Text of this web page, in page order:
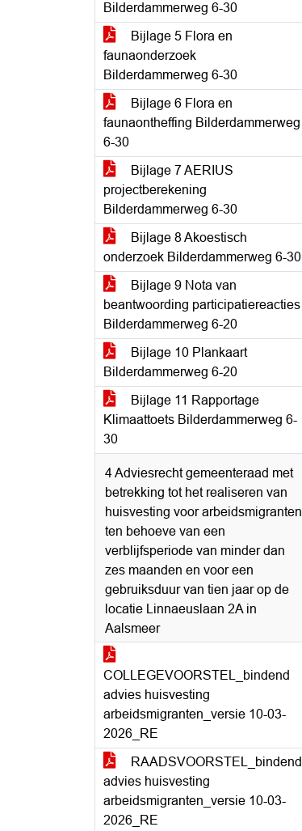
Bilderdammerweg 6-30
Bijlage 5 Flora en
faunaonderzoek
Bilderdammerweg 6-30
Bijlage 6 Flora en
faunaontheffing Bilderdammerweg
6-30
Bijlage 7 AERIUS
projectberekening
Bilderdammerweg 6-30
Bijlage 8 Akoestisch
onderzoek Bilderdammerweg 6-30
Bijlage 9 Nota van
beantwoording participatiereacties
Bilderdammerweg 6-20
Bijlage 10 Plankaart
Bilderdammerweg 6-20
Bijlage 11 Rapportage
Klimaattoets Bilderdammerweg 6-
30
4 Adviesrecht gemeenteraad met
betrekking tot het realiseren van
huisvesting voor arbeidsmigranten
ten behoeve van een
verblijfsperiode van minder dan
zes maanden en voor een
gebruiksduur van tien jaar op de
locatie Linnaeuslaan 2A in
Aalsmeer
COLLEGEVOORSTEL_bindend
advies huisvesting
arbeidsmigranten_versie 10-03-
2026_RE
RAADSVOORSTEL_bindend
advies huisvesting
arbeidsmigranten_versie 10-03-
2026_RE